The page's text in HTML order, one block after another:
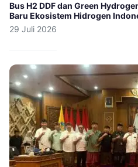
Bus H2 DDF dan Green
Baru Ekosistem Hidrogen
29 Juli 2026